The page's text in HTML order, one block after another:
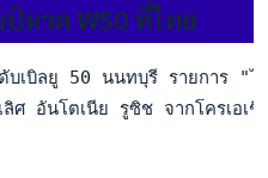
หวด W50 ที่ไทย
เบิลยู 50 นนทบุรี รายการ "
ลิศ อันโตเนีย รูซิช จากโครเ